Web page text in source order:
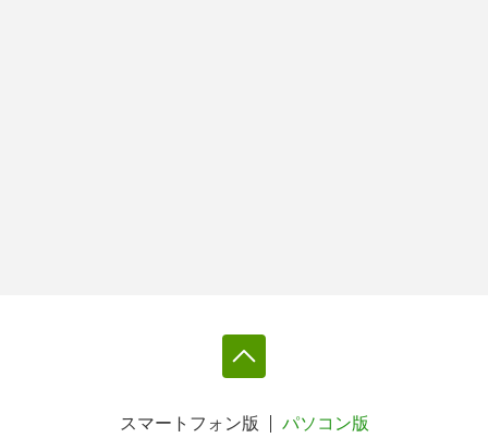
スマートフォン版 パソコン版